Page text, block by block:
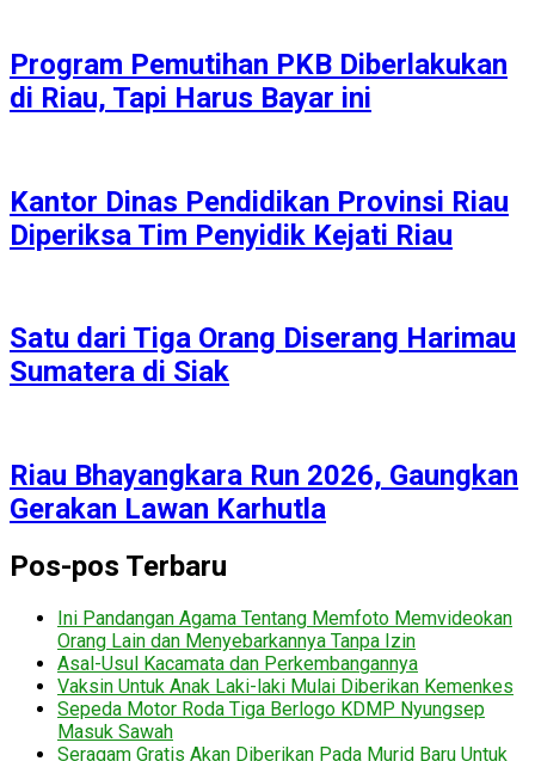
Program Pemutihan PKB Diberlakukan
di Riau, Tapi Harus Bayar ini
Kantor Dinas Pendidikan Provinsi Riau
Diperiksa Tim Penyidik Kejati Riau
Satu dari Tiga Orang Diserang Harimau
Sumatera di Siak
Riau Bhayangkara Run 2026, Gaungkan
Gerakan Lawan Karhutla
Pos-pos Terbaru
Ini Pandangan Agama Tentang Memfoto Memvideokan
Orang Lain dan Menyebarkannya Tanpa Izin
Asal-Usul Kacamata dan Perkembangannya
Vaksin Untuk Anak Laki-laki Mulai Diberikan Kemenkes
Sepeda Motor Roda Tiga Berlogo KDMP Nyungsep
Masuk Sawah
Seragam Gratis Akan Diberikan Pada Murid Baru Untuk